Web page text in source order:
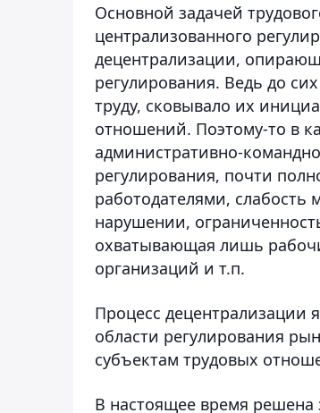
Основной задачей
централизованного
децентрализации,
регулирования. Ведь до
труду, сковывало их
отношений. Поэтому-то в
административно-
регулирования, почти
работодателями,
нарушении,
охватывающая лишь
организаций и т.п.
Процесс децентрализации
области регулирования
субъектам трудовых
В настоящее время решена